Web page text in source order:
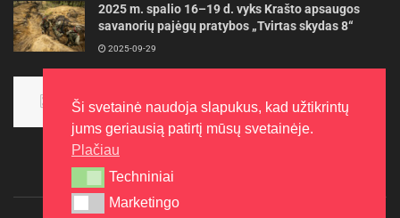
2025 m. spalio 16–19 d. vyks Krašto apsaugos
savanorių pajėgų pratybos „Tvirtas skydas 8“
2025-09-29
aukso
2015-10-30
Ši svetainė naudoja slapukus, kad užtikrintų
jums geriausią patirtį mūsų svetainėje.
Plačiau
Techniniai
Techniniai
Marketingo
Marketingo